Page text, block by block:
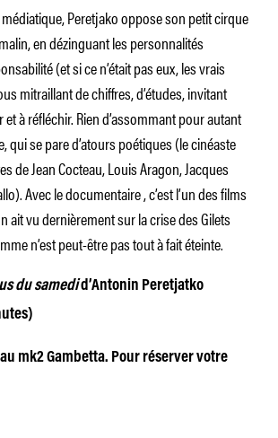
Peretjako oppose son petit cirque
en dézinguant les personnalités
(et si ce n’était pas eux, les vrais
mitraillant de chiffres, d’études, invitant
à réfléchir. Rien d’assommant pour autant
qui se pare d’atours poétiques (le cinéaste
de Jean Cocteau, Louis Aragon, Jacques
Avec le documentaire , c’est l’un des films
ait vu dernièrement sur la crise des Gilets
n’est peut-être pas tout à fait éteinte.
du samedid’Antonin Peretjatko
mk2 Gambetta. Pour réserver votre